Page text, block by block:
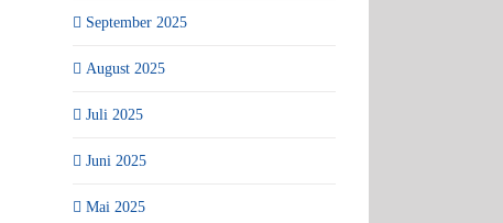
September 2025
August 2025
Juli 2025
Juni 2025
Mai 2025